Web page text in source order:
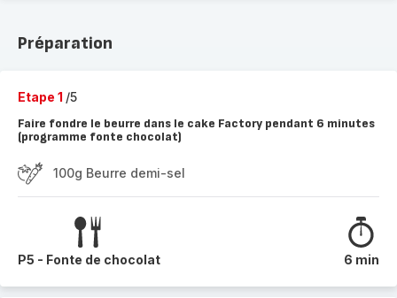
Préparation
Etape 1 /5
Faire fondre le beurre dans le cake Factory pendant 6 minutes
(programme fonte chocolat)
100g Beurre demi-sel
P5 - Fonte de chocolat 6 min